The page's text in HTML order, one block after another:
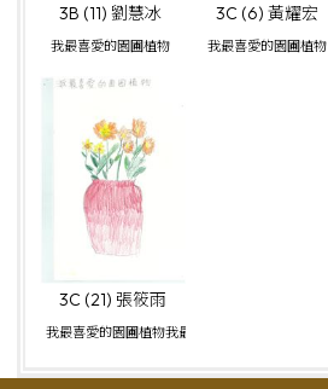
3B (11) 劉慧冰
我最喜愛的園圃植物
3C (6) 黃耀宏
我最喜愛的園圃植物
3C (21) 張筱雨
我最喜愛的園圃植物我最喜愛的園圃植物